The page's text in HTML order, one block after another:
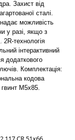
Захист від
сталі.
можливість
у разі, якщо з
технологія
інтерактивний
додаткового
Комплектація:
кодова
гвинт М5х85.